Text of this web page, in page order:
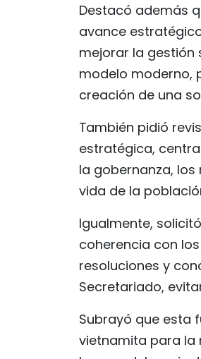
Destacó además
avance
mejorar la gestión
modelo moderno,
creación de una
También pidió
estratégica,
la gobernanza,
vida de la
Igualmente,
coherencia con
resoluciones y
Secretariado,
Subrayó que esta
vietnamita para la